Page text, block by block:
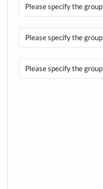
Please specify the group
Please specify the group
Please specify the group